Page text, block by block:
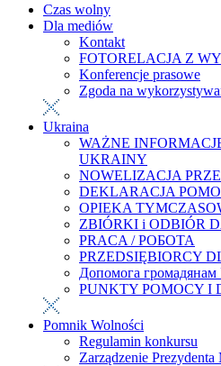
Czas wolny
Dla mediów
Kontakt
FOTORELACJA Z
Konferencje prasowe
Zgoda na
Ukraina
WAŻNE
UKRAINY
NOWELIZACJA
DEKLARACJA
OPIEKA
ZBIÓRKI i ODBIÓR
PRACA / РОБОТА
PRZEDSIĘBIORCY
Допомога громадянам
PUNKTY POMOCY I
Pomnik Wolności
Regulamin konkursu
Zarządzenie Prezydenta